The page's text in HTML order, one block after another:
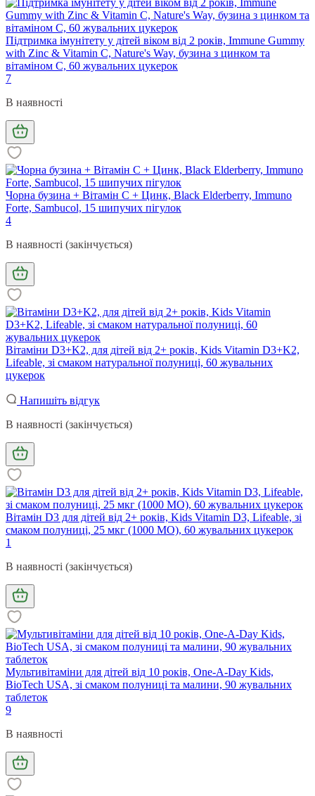
Підтримка імунітету у дітей віком від 2 років, Immune Gummy
with Zinc & Vitamin C, Nature's Way, бузина з цинком та
вітаміном C, 60 жувальних цукерок
7
В наявності
Чорна бузина + Вітамін С + Цинк, Black Elderberry, Immuno
Forte, Sambucol, 15 шипучих пігулок
4
В наявності (закінчується)
Вітаміни D3+K2, для дітей від 2+ років, Kids Vitamin D3+K2,
Lifeable, зі смаком натуральної полуниці, 60 жувальних
цукерок
Напишіть відгук
В наявності (закінчується)
Вітамін D3 для дітей від 2+ років, Kids Vitamin D3, Lifeable, зі
смаком полуниці, 25 мкг (1000 МО), 60 жувальних цукерок
1
В наявності (закінчується)
Мультивітаміни для дітей від 10 років, One-A-Day Kids,
BioTech USA, зі смаком полуниці та малини, 90 жувальних
таблеток
9
В наявності